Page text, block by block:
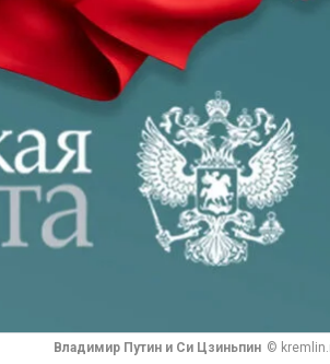
Владимир Путин и Си Цзиньпин ©